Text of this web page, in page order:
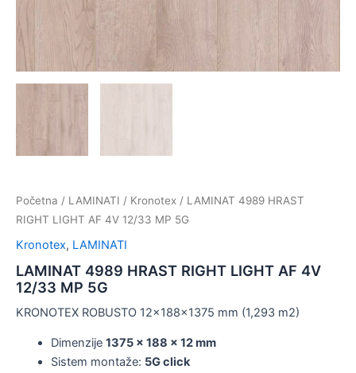
Početna / LAMINATI / Kronotex / LAMINAT 4989 HRAST
RIGHT LIGHT AF 4V 12/33 MP 5G
Kronotex, LAMINATI
LAMINAT 4989 HRAST RIGHT LIGHT AF 4V
12/33 MP 5G
KRONOTEX ROBUSTO 12x188x1375 mm (1,293 m2)
Dimenzije 1375 x 188 x 12 mm
Sistem montaže: 5G click